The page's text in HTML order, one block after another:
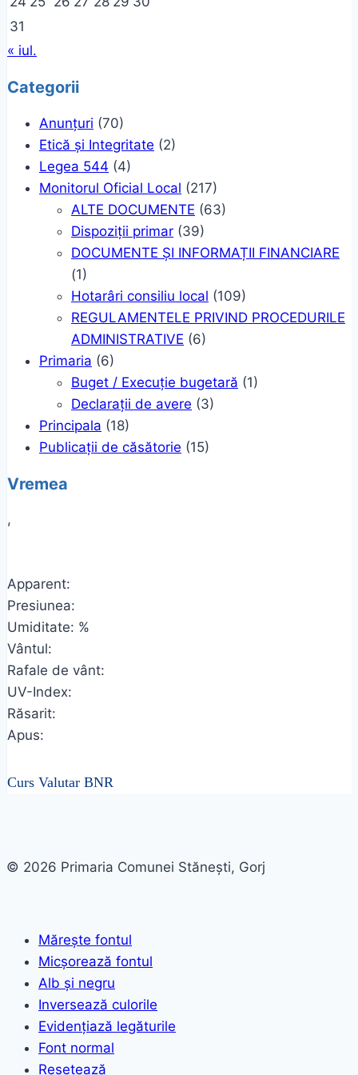
31
« iul.
Categorii
Anunțuri (70)
Etică și Integritate (2)
Legea 544 (4)
Monitorul Oficial Local (217)
ALTE DOCUMENTE (63)
Dispoziții primar (39)
DOCUMENTE ȘI INFORMAȚII FINANCIARE
(1)
Hotarâri consiliu local (109)
REGULAMENTELE PRIVIND PROCEDURILE
ADMINISTRATIVE (6)
Primaria (6)
Buget / Execuție bugetară (1)
Declarații de avere (3)
Principala (18)
Publicații de căsătorie (15)
Vremea
,
Apparent:
Presiunea:
Umiditate: %
Vântul:
Rafale de vânt:
UV-Index:
Răsarit:
Apus:
Curs Valutar BNR
© 2026 Primaria Comunei Stănești, Gorj
Mărește fontul
Micșorează fontul
Alb și negru
Inversează culorile
Evidențiază legăturile
Font normal
Resetează